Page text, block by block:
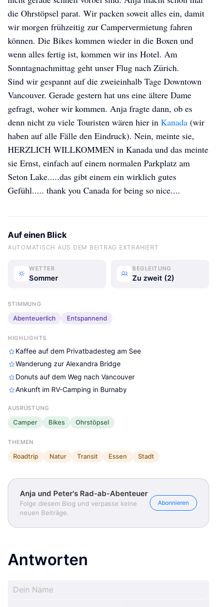
Anja und Peter's Rad-ab-Abenteuer
Anja und Peter's Rad-ab-Abenteuer
die Ohrstöpsel parat. Wir packen soweit alles ein, damit
wir morgen frühzeitig zur Campervermietung fahren
können. Die Bikes kommen wieder in die Boxen und
wenn alles fertig ist, kommen wir ins Hotel. Am
Sonntagnachmittag geht unser Flug nach Zürich.
Sind wir gespannt auf die zweieinhalb Tage Downtown
Vancouver. Gerade gestern hat uns eine ältere Dame
gefragt, woher wir kommen. Anja fragte dann, ob es
denn nicht zu viele Touristen wären hier in Kanada (wir
haben auf alle Fälle den Eindruck). Nein, meinte sie,
HERZLICH WILLKOMMEN in Kanada und das meinte
sie Ernst, einfach auf einem normalen Parkplatz am
Seton Lake.....das gibt einem ein wirklich gutes
Gefühl..... thank you Canada for being so nice....
Auf einen Blick
AUTOMATISCH AUS DEM BEITRAG EXTRAHIERT
WETTER
Sommer
BEGLEITUNG
Zu zweit (2)
STIMMUNG
Abenteuerlich Entspannend
HIGHLIGHTS
Kaffee auf dem Privatbadesteg am See
Wanderung zur Alexandra Bridge
Donuts auf dem Weg nach Vancouver
Ankunft im RV-Camping in Burnaby
AUSRÜSTUNG
Camper Bikes Ohrstöpsel
THEMEN
Roadtrip Natur Transit Essen Stadt
Anja und Peter's Rad-ab-Abenteuer
Folge diesem Blog und verpasse keine
neuen Beiträge.
Abonnieren
Anja und Peter's Rad-ab-Abenteuer
Antworten